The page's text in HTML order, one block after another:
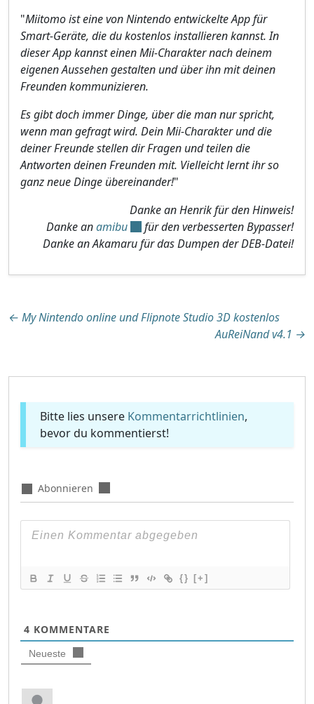
"Miitomo ist eine von Nintendo entwickelte App für
Smart-Geräte, die du kostenlos installieren kannst. In
dieser App kannst einen Mii-Charakter nach deinem
eigenen Aussehen gestalten und über ihn mit deinen
Freunden kommunizieren.
Es gibt doch immer Dinge, über die man nur spricht,
wenn man gefragt wird. Dein Mii-Charakter und die
deiner Freunde stellen dir Fragen und teilen die
Antworten deinen Freunden mit. Vielleicht lernt ihr so
ganz neue Dinge übereinander!"
Danke an Henrik für den Hinweis!
Danke anamibu
für den verbesserten Bypasser!
Danke an Akamaru für das Dumpen der DEB-Datei!
Beitragsnavigation
← My Nintendo online und Flipnote Studio 3D kostenlos
AuReiNand v4.1 →
Bitte lies unsere Kommentarrichtlinien,
bevor du kommentierst!
Abonnieren
{} [+]
4 KOMMENTARE
Neueste